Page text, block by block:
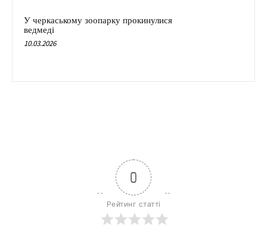
У черкаському зоопарку прокинулися
ведмеді
10.03.2026
0
Рейтинг статті